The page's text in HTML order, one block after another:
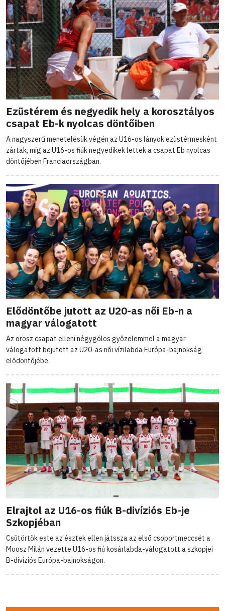
Ezüstérem és negyedik hely a korosztályos
csapat Eb-k nyolcas döntőiben
A nagyszerű menetelésük végén az U16-os lányok ezüstérmesként
zártak, míg az U16-os fiúk negyedikek lettek a csapat Eb nyolcas
döntőjében Franciaországban.
Elődöntőbe jutott az U20-as női Eb-n a
magyar válogatott
Az orosz csapat elleni négygólos győzelemmel a magyar
válogatott bejutott az U20-as női vízilabda Európa-bajnokság
elődöntőjébe.
Elrajtol az U16-os fiúk B-divíziós Eb-je
Szkopjéban
Csütörtök este az észtek ellen játssza az első csoportmeccsét a
Moosz Milán vezette U16-os fiú kosárlabda-válogatott a szkopjei
B-dívíziós Európa-bajnokságon.